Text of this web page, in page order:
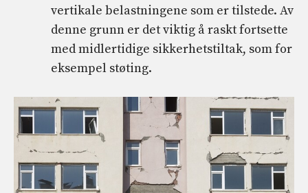
vertikale belastningene som er tilstede. Av
denne grunn er det viktig å raskt fortsette
med midlertidige sikkerhetstiltak, som for
eksempel støting.